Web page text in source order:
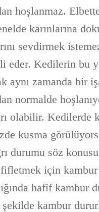
hoşlanmaz.
karınlarına
sevdirmek
Kedilerin bu
aynı zamanda bir
normalde
olabilir. Kedilerde
kusma
durumu söz
için
hafif kambur
kambur